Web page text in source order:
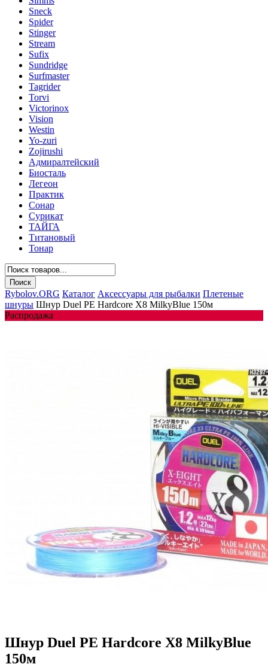
Sneck
Spider
Stinger
Stream
Sufix
Sundridge
Surfmaster
Tagrider
Torvi
Victorinox
Vision
Westin
Yo-zuri
Zojirushi
Адмиралтейский
Биосталь
Легеон
Практик
Сонар
Сурикат
ТАЙГА
Титановый
Тонар
Rybolov.ORG Каталог Аксессуары для рыбалки Плетеные
шнуры Шнур Duel PE Hardcore X8 MilkyBlue 150м
Распродажа
Шнур Duel PE Hardcore X8 MilkyBlue
150м